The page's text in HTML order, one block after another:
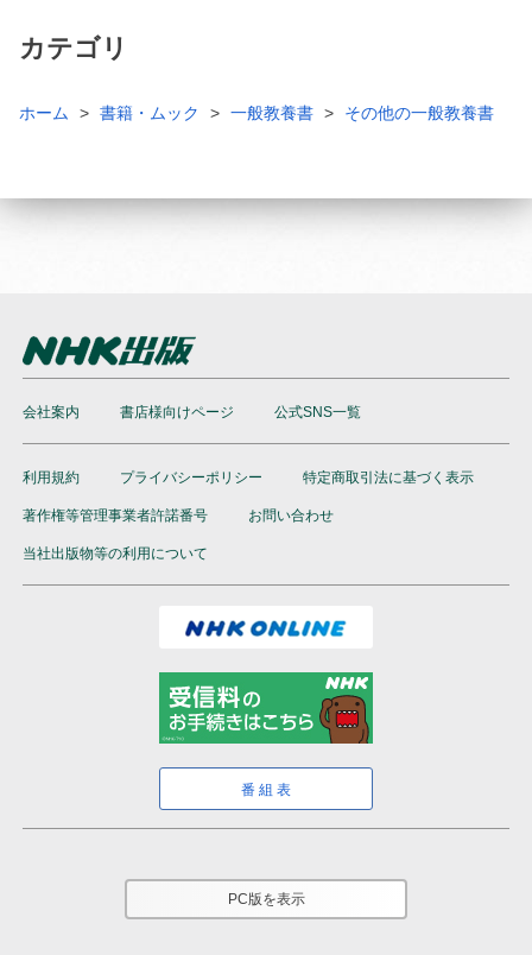
カテゴリ
ホーム 書籍・ムック 一般教養書 その他の一般教養書
会社案内 書店様向けページ 公式SNS一覧
利用規約 プライバシーポリシー 特定商取引法に基づく表示
著作権等管理事業者許諾番号 お問い合わせ
当社出版物等の利用について
番組表
PC版を表示